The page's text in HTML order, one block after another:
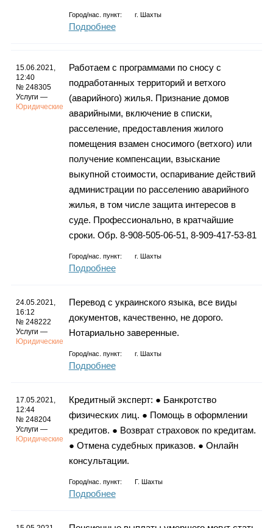
Город/нас. пункт: г. Шахты
Подробнее
15.06.2021,
12:40
№ 248305
Услуги —
Юридические
Работаем с программами по сносу с
подработанных территорий и ветхого
(аварийного) жилья. Признание домов
аварийными, включение в списки,
расселение, предоставления жилого
помещения взамен сносимого (ветхого) или
получение компенсации, взыскание
выкупной стоимости, оспаривание действий
администрации по расселению аварийного
жилья, в том числе защита интересов в
суде. Профессионально, в кратчайшие
сроки. Обр. 8-908-505-06-51, 8-909-417-53-81
Город/нас. пункт: г. Шахты
Подробнее
24.05.2021,
16:12
№ 248222
Услуги —
Юридические
Перевод с украинского языка, все виды
документов, качественно, не дорого.
Нотариально заверенные.
Город/нас. пункт: г. Шахты
Подробнее
17.05.2021,
12:44
№ 248204
Услуги —
Юридические
Кредитный эксперт: ● Банкротство
физических лиц. ● Помощь в оформлении
кредитов. ● Возврат страховок по кредитам.
● Отмена судебных приказов. ● Онлайн
консультации.
Город/нас. пункт: Г. Шахты
Подробнее